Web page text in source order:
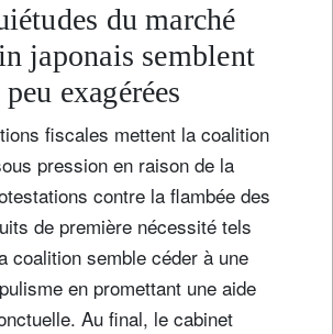
du marché
japonais semblent
exagérées
fiscales mettent la coalition
pression en raison de la
contre la flambée des
de première nécessité tels
coalition semble céder à une
en promettant une aide
Au final, le cabinet